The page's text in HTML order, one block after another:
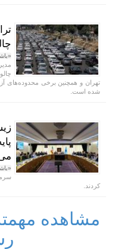
تهران و همچنین برخی محدوده‌های
شده است.
کردند.
مشاهده